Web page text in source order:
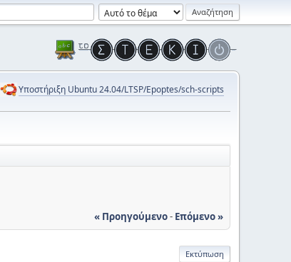
Υποστήριξη Ubuntu 24.04/LTSP/Epoptes/sch-scripts
« Προηγούμενο- Επόμενο »
Εκτύπωση